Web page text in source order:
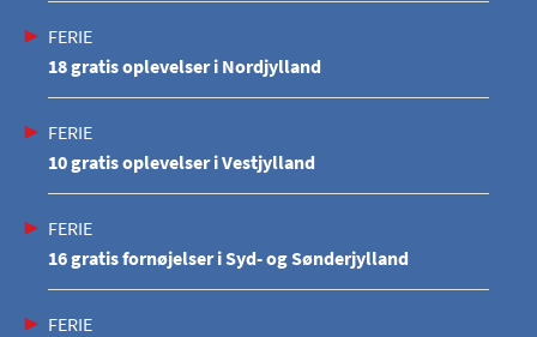
FERIE
18 gratis oplevelser i Nordjylland
FERIE
10 gratis oplevelser i Vestjylland
FERIE
16 gratis fornøjelser i Syd- og Sønderjylland
FERIE